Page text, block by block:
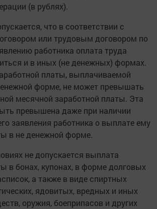
(в рублях).
что в соответствии с
или трудовым договором по
работника оплата труда
и в иных (не денежных) формах.
платы, выплачиваемой
форме, не может превышать
месячной заработной платы. Эта
превышена даже при наличии
заявления работника о выплате ему
в не денежной форме.
не допускается выплата
в бонах, купонах, в форме долговых
а также в виде спиртных
ядовитых, вредных и иных
оружия, боеприпасов и других